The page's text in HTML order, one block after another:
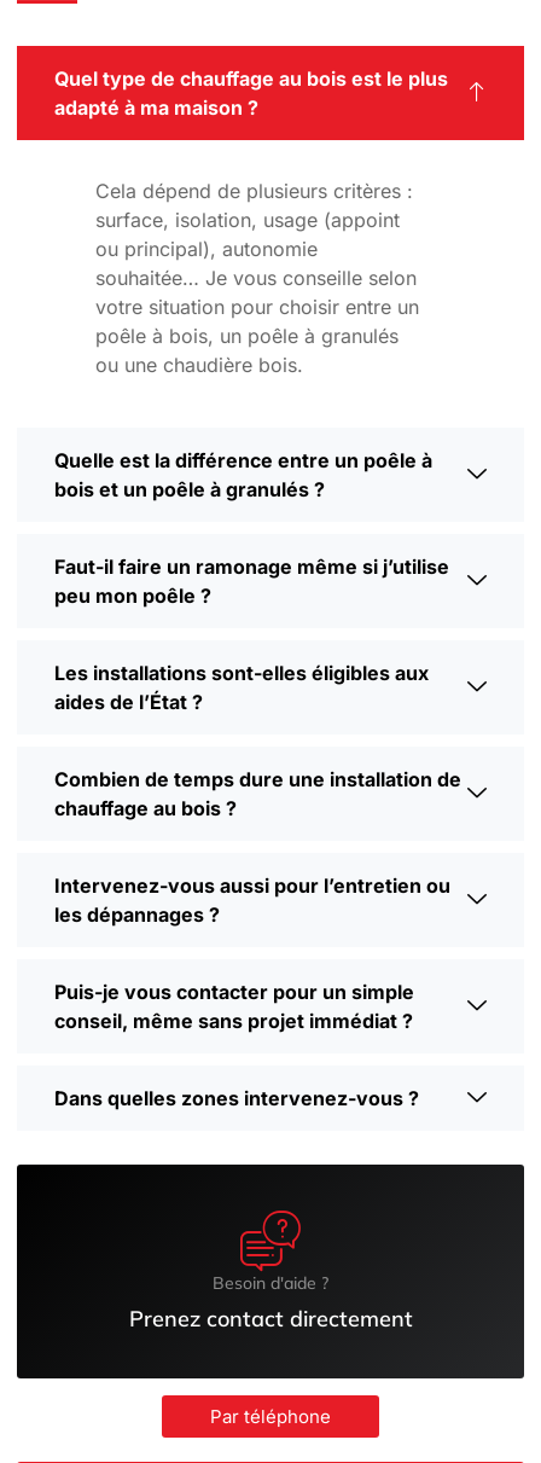
Quel type de chauffage au bois est le plus
adapté à ma maison ?
Cela dépend de plusieurs critères :
surface, isolation, usage (appoint
ou principal), autonomie
souhaitée… Je vous conseille selon
votre situation pour choisir entre un
poêle à bois, un poêle à granulés
ou une chaudière bois.
Quelle est la différence entre un poêle à
bois et un poêle à granulés ?
Faut-il faire un ramonage même si j’utilise
peu mon poêle ?
Les installations sont-elles éligibles aux
aides de l’État ?
Combien de temps dure une installation de
chauffage au bois ?
Intervenez-vous aussi pour l’entretien ou
les dépannages ?
Puis-je vous contacter pour un simple
conseil, même sans projet immédiat ?
Dans quelles zones intervenez-vous ?
Besoin d'aide ?
Prenez contact directement
Par téléphone